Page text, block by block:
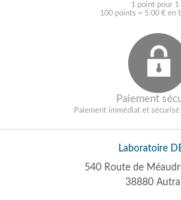
1 point pour 1
100 points = 5,00 € en
Paiement
Paiement immédiat et
Laboratoire
540 Route de
38880